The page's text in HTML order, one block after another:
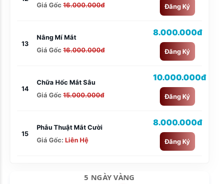
Giá Gốc 16.000.000đ Đăng Ký
13
Nâng Mí Mắt
Giá Gốc 16.000.000đ
8.000.000đ
Đăng Ký
14
Chữa Hốc Mắt Sâu
Giá Gốc 15.000.000đ
10.000.000đ
Đăng Ký
15
Phẫu Thuật Mắt Cười
Giá Gốc: Liên Hệ
8.000.000đ
Đăng Ký
5 NGÀY VÀNG